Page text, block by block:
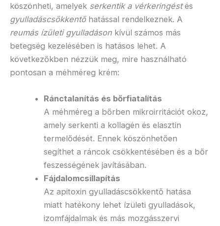
köszönheti, amelyek serkentik a vérkeringéstés
gyulladáscsökkentőhatással rendelkeznek. A
reumás ízületi gyulladáson kívül számos más
betegség kezelésében is hatásos lehet. A
következőkben nézzük meg, mire használható
pontosan a méhméreg krém:
Ránctalanítás és bőrfiatalítás
A méhméreg a bőrben mikroirritációt okoz,
amely serkenti a kollagén és elasztin
termelődését. Ennek köszönhetően
segíthet a ráncok csökkentésében és a bőr
feszességének javításában.
Fájdalomcsillapítás
Az apitoxin gyulladáscsökkentő hatása
miatt hatékony lehet ízületi gyulladások,
izomfájdalmak és más mozgásszervi